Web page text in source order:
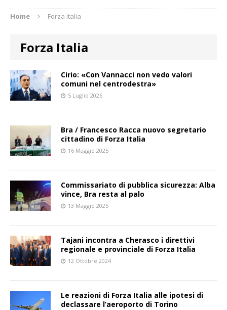
Home Forza Italia
Forza Italia
Cirio: «Con Vannacci non vedo valori
comuni nel centrodestra»
5 Luglio 2026
Bra / Francesco Racca nuovo segretario
cittadino di Forza Italia
16 Maggio 2025
Commissariato di pubblica sicurezza: Alba
vince, Bra resta al palo
13 Maggio 2025
Tajani incontra a Cherasco i direttivi
regionale e provinciale di Forza Italia
12 Ottobre 2024
Le reazioni di Forza Italia alle ipotesi di
declassare l’aeroporto di Torino